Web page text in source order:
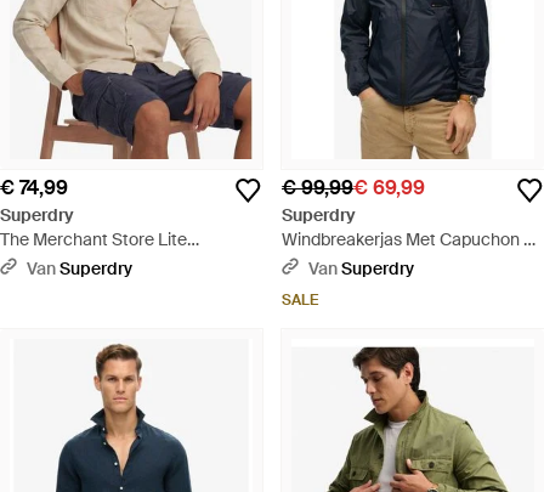
€ 74,99
Superdry
The Merchant Store Lite
Overhemd Met Lange Mouwen -
VanSuperdry
€ 99,99€ 69,99
Superdry
Windbreakerjas Met Capuchon En
Logo - Blauw
VanSuperdry
SALE